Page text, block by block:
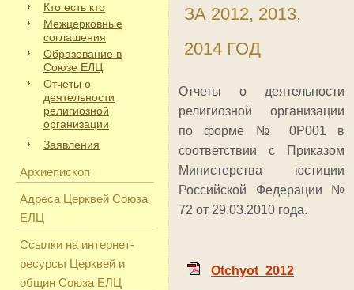
Кто есть кто
Межцерковные
соглашения
Образование в
Союзе ЕЛЦ
Отчеты о
деятельности
религиозной
организации
Заявления
Архиепископ
Адреса Церквей Союза
ЕЛЦ
Ссылки на интернет-
ресурсы Церквей и
общин Союза ЕЛЦ
ЗА 2012, 2013,
2014 ГОД
Отчеты о деятельности
религиозной организации
по форме № 0Р001 в
соответствии с Приказом
Министерства юстиции
Российской Федерации №
72 от 29.03.2010 года.
Otchyot_2012